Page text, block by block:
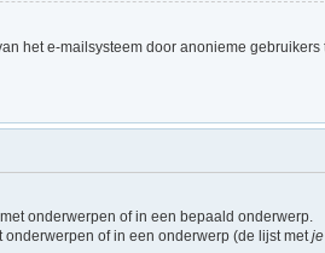
het e-mailsysteem door anonieme gebruikers
onderwerpen of in een bepaald onderwerp.
of in een onderwerp (de lijst metje